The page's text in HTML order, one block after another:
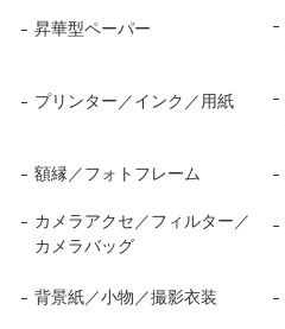
昇華型ペーパー
プリンター／インク／用紙
額縁／フォトフレーム
カメラアクセ／フィルター／
カメラバッグ
背景紙／小物／撮影衣装